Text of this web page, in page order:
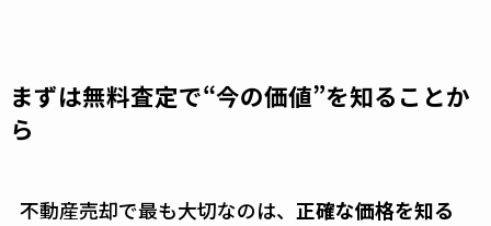
まずは無料査定で“今の価値”を知ることか
ら
不動産売却で最も大切なのは、 正確な価格を知る